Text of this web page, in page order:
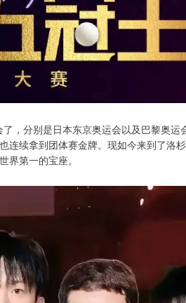
，分别是日本东京奥运会以及巴黎奥运
连续拿到团体赛金牌。现如今来到了洛
界第一的宝座。